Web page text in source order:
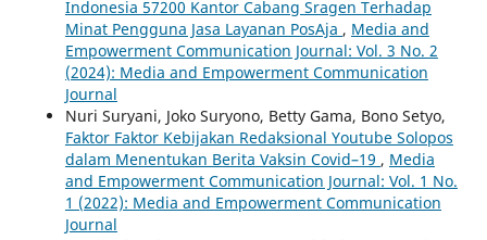
Indonesia 57200 Kantor Cabang Sragen Terhadap
Minat Pengguna Jasa Layanan PosAja , Media and
Empowerment Communication Journal: Vol. 3 No. 2
(2024): Media and Empowerment Communication
Journal
Nuri Suryani, Joko Suryono, Betty Gama, Bono Setyo,
Faktor Faktor Kebijakan Redaksional Youtube Solopos
dalam Menentukan Berita Vaksin Covid–19 , Media
and Empowerment Communication Journal: Vol. 1 No.
1 (2022): Media and Empowerment Communication
Journal